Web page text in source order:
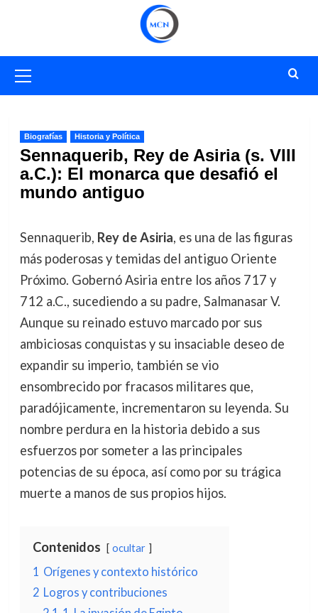
primario
Biografías Historia y Política
Sennaquerib, Rey de Asiria (s. VIII
a.C.): El monarca que desafió el
mundo antiguo
Sennaquerib, Rey de Asiria, es una de las figuras
más poderosas y temidas del antiguo Oriente
Próximo. Gobernó Asiria entre los años 717 y
712 a.C., sucediendo a su padre, Salmanasar V.
Aunque su reinado estuvo marcado por sus
ambiciosas conquistas y su insaciable deseo de
expandir su imperio, también se vio
ensombrecido por fracasos militares que,
paradójicamente, incrementaron su leyenda. Su
nombre perdura en la historia debido a sus
esfuerzos por someter a las principales
potencias de su época, así como por su trágica
muerte a manos de sus propios hijos.
Contenidos ocultar
1 Orígenes y contexto histórico
2 Logros y contribuciones